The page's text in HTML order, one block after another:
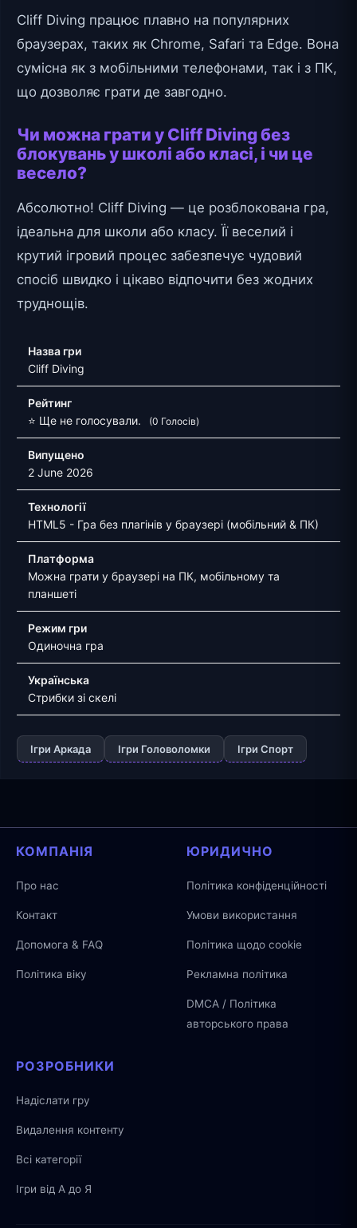
Cliff Diving працює плавно на популярних
браузерах, таких як Chrome, Safari та Edge. Вона
сумісна як з мобільними телефонами, так і з ПК,
що дозволяє грати де завгодно.
Чи можна грати у Cliff Diving без
блокувань у школі або класі, і чи це
весело?
Абсолютно! Cliff Diving — це розблокована гра,
ідеальна для школи або класу. Її веселий і
крутий ігровий процес забезпечує чудовий
спосіб швидко і цікаво відпочити без жодних
труднощів.
Назва гри
Cliff Diving
Рейтинг
⭐ Ще не голосували.
(0 Голосів)
Випущено
2 June 2026
Технології
HTML5 - Гра без плагінів у браузері (мобільний & ПК)
Платформа
Можна грати у браузері на ПК, мобільному та
планшеті
Режим гри
Одиночна гра
Українська
Стрибки зі скелі
Ігри Аркада Ігри Головоломки Ігри Спорт
КОМПАНІЯ
Про нас
Контакт
Допомога & FAQ
Політика віку
ЮРИДИЧНО
Політика конфіденційності
Умови використання
Політика щодо cookie
Рекламна політика
DMCA / Політика
авторського права
РОЗРОБНИКИ
Надіслати гру
Видалення контенту
Всі категорії
Ігри від А до Я